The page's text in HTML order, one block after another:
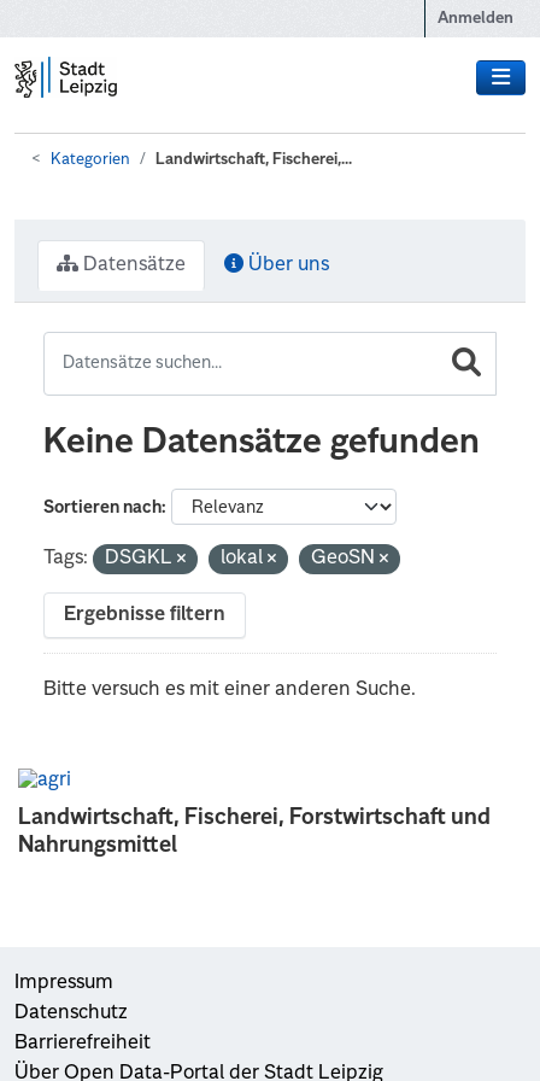
Anmelden
Kategorien Landwirtschaft, Fischerei,...
Landwirtschaft, Fischerei, Forstwirtschaft und
Nahrungsmittel
Datensätze Über uns
Keine Datensätze gefunden
Sortieren nach
Tags: DSGKL lokal GeoSN
Ergebnisse filtern
Bitte versuch es mit einer anderen Suche.
Impressum
Datenschutz
Barrierefreiheit
Über Open Data-Portal der Stadt Leipzig